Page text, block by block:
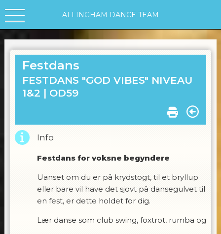
ALLINGHAM DANCE TEAM
Festdans
FESTDANS "GOD VIBES" NIVEAU
1&2 | OD59
Info
Festdans for voksne begyndere
Uanset om du er på krydstogt, til et bryllup
eller bare vil have det sjovt på dansegulvet til
en fest, er dette holdet for dig.
Lær danse som club swing, foxtrot, rumba og